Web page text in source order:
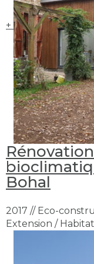
+
Bohal
2017 // Eco-
Extension /